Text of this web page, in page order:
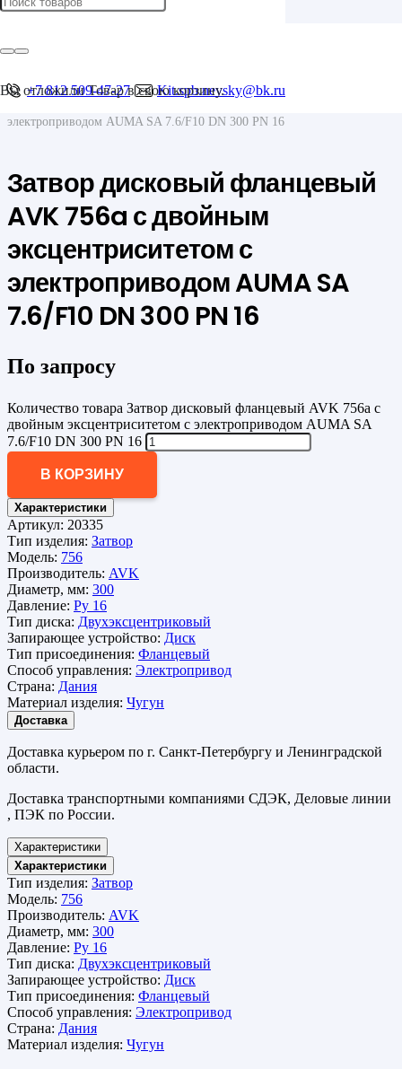
+7 812 509-47-27 Kit.spb.nevsky@bk.ru
Вы отложилиТоварв свою корзину.
Главная
/
электроприводом AUMA SA 7.6/F10 DN 300 PN 16
Затвор дисковый фланцевый
AVK 756a с двойным
эксцентриситетом с
электроприводом AUMA SA
7.6/F10 DN 300 PN 16
По запросу
Количество товара Затвор дисковый фланцевый AVK 756a с
двойным эксцентриситетом с электроприводом AUMA SA
7.6/F10 DN 300 PN 16
В КОРЗИНУ
Характеристики
Артикул: 20335
Тип изделия: Затвор
Модель: 756
Производитель: AVK
Диаметр, мм: 300
Давление: Ру 16
Тип диска: Двухэксцентриковый
Запирающее устройство: Диск
Тип присоединения: Фланцевый
Способ управления: Электропривод
Страна: Дания
Материал изделия: Чугун
Доставка
Доставка курьером по г. Санкт-Петербургу и Ленинградской
области.
Доставка транспортными компаниями СДЭК, Деловые линии
, ПЭК по России.
Характеристики
Характеристики
Тип изделия: Затвор
Модель: 756
Производитель: AVK
Диаметр, мм: 300
Давление: Ру 16
Тип диска: Двухэксцентриковый
Запирающее устройство: Диск
Тип присоединения: Фланцевый
Способ управления: Электропривод
Страна: Дания
Материал изделия: Чугун